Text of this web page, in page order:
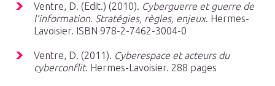
Ventre, D. (Edit.) (2010). Cyberguerre et guerre de
l’information. Stratégies, règles, enjeux. Hermes-
Lavoisier. ISBN 978-2-7462-3004-0
Ventre, D. (2011). Cyberespace et acteurs du
cyberconflit. Hermes-Lavoisier. 288 pages